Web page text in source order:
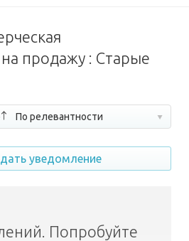
продажу : Старые
По релевантности
уведомление
Попробуйте